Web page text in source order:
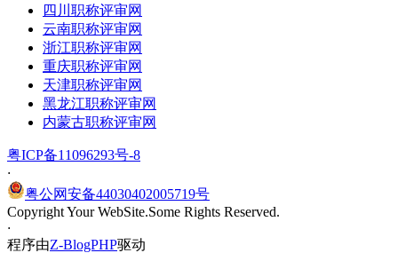
四川职称评审网
云南职称评审网
浙江职称评审网
重庆职称评审网
天津职称评审网
黑龙江职称评审网
内蒙古职称评审网
粤ICP备11096293号-8
·
粤公网安备44030402005719号
Copyright Your WebSite.Some Rights Reserved.
·
程序由Z-BlogPHP驱动